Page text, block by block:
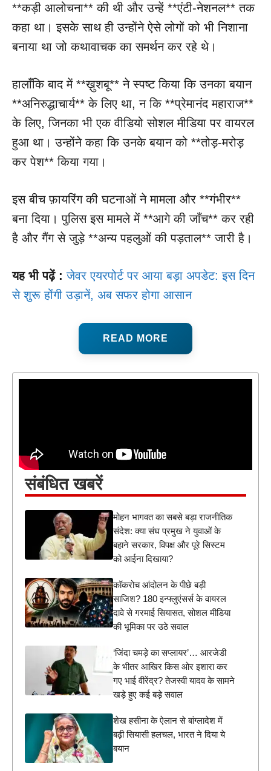
**कड़ी आलोचना** की थी और उन्हें **एंटी-नेशनल** तक
कहा था। इसके साथ ही उन्होंने ऐसे लोगों को भी निशाना
बनाया था जो कथावाचक का समर्थन कर रहे थे।
हालाँकि बाद में **ख़ुशबू** ने स्पष्ट किया कि उनका बयान
**अनिरुद्धाचार्य** के लिए था, न कि **प्रेमानंद महाराज**
के लिए, जिनका भी एक वीडियो सोशल मीडिया पर वायरल
हुआ था। उन्होंने कहा कि उनके बयान को **तोड़-मरोड़
कर पेश** किया गया।
इस बीच फ़ायरिंग की घटनाओं ने मामला और **गंभीर**
बना दिया। पुलिस इस मामले में **आगे की जाँच** कर रही
है और गैंग से जुड़े **अन्य पहलुओं की पड़ताल** जारी है।
यह भी पढ़ें : जेवर एयरपोर्ट पर आया बड़ा अपडेट: इस दिन
से शुरू होंगी उड़ानें, अब सफर होगा आसान
READ MORE
संबंधित खबरें
मोहन भागवत का सबसे बड़ा राजनीतिक
संदेश: क्या संघ प्रमुख ने युवाओं के
बहाने सरकार, विपक्ष और पूरे सिस्टम
को आईना दिखाया?
कॉकरोच आंदोलन के पीछे बड़ी
साजिश? 180 इन्फ्लुएंसर्स के वायरल
दावे से गरमाई सियासत, सोशल मीडिया
की भूमिका पर उठे सवाल
‘जिंदा चमड़े का सप्लायर’… आरजेडी
के भीतर आखिर किस ओर इशारा कर
गए भाई वीरेंद्र? तेजस्वी यादव के सामने
खड़े हुए कई बड़े सवाल
शेख हसीना के ऐलान से बांग्लादेश में
बढ़ी सियासी हलचल, भारत ने दिया ये
बयान